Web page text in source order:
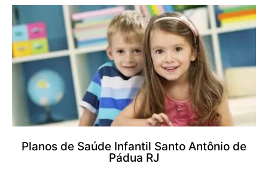
Planos de Saúde Infantil Santo Antônio de
Pádua RJ